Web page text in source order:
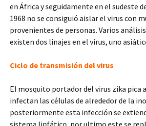
en África y seguidamente en el sudeste
1968 no se consiguió aislar el virus con
provenientes de personas. Varios
existen dos linajes en el virus, uno
Ciclo de transmisión del virus
El mosquito portador del virus zika pica
infectan las células de alrededor de la
posteriormente esta infección se